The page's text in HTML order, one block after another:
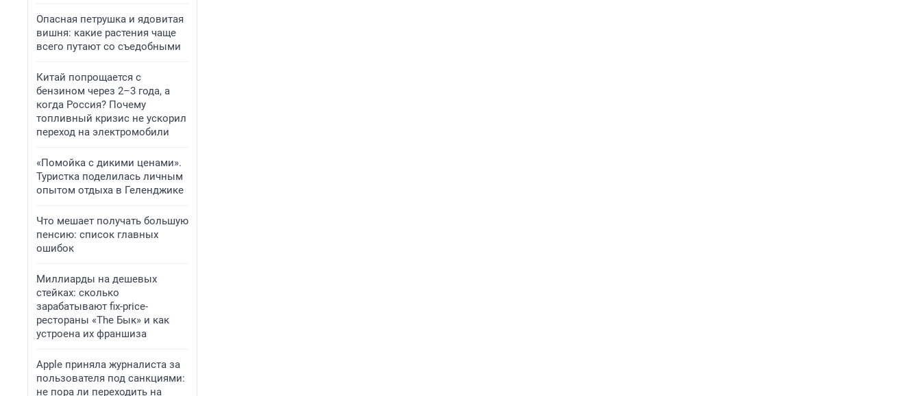
Опасная петрушка и ядовитая
вишня: какие растения чаще
всего путают со съедобными
Китай попрощается с
бензином через 2–3 года, а
когда Россия? Почему
топливный кризис не ускорил
переход на электромобили
«Помойка с дикими ценами».
Туристка поделилась личным
опытом отдыха в Геленджике
Что мешает получать большую
пенсию: список главных
ошибок
Миллиарды на дешевых
стейках: сколько
зарабатывают fix-price-
рестораны «The Бык» и как
устроена их франшиза
Apple приняла журналиста за
пользователя под санкциями:
не пора ли переходить на